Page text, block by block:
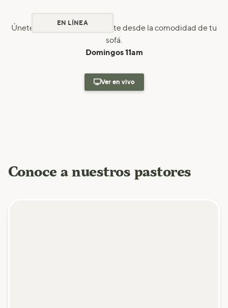
EN LÍNEA
Únete a nosotros virtualmente desde la comodidad de tu
sofá.
Domingos 11am
Ver en vivo
Conoce a nuestros pastores